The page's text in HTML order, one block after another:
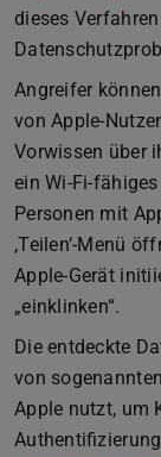
dieses
Angreifer
von Apple-
Vorwissen über
ein Wi-Fi-
Personen mit
,Teilen‘-Menü
Apple-Gerät
„einklinken“.
Die entdeckte
von
Apple nutzt, um